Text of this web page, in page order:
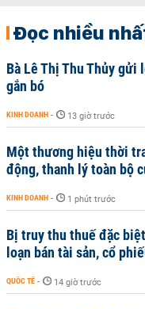
Đọc nhiều
Bà Lê Thị Thu Thủy gửi
gắn bó
KINH DOANH - 13 giờ trước
Một thương hiệu thời
động, thanh lý toàn bộ
KINH DOANH - 1 phút trước
Bị truy thu thuế đặc
loạn bán tài sản, cổ
QUỐC TẾ - 14 giờ trước